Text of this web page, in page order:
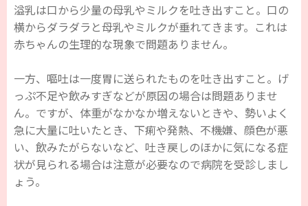
溢乳は口から少量の母乳やミルクを吐き出すこと。口の
横からダラダラと母乳やミルクが垂れてきます。これは
赤ちゃんの生理的な現象で問題ありません。
一方、嘔吐は一度胃に送られたものを吐き出すこと。げ
っぷ不足や飲みすぎなどが原因の場合は問題ありませ
ん。ですが、体重がなかなか増えないときや、勢いよく
急に大量に吐いたとき、下痢や発熱、不機嫌、顔色が悪
い、飲みたがらないなど、吐き戻しのほかに気になる症
状が見られる場合は注意が必要なので病院を受診しまし
ょう。